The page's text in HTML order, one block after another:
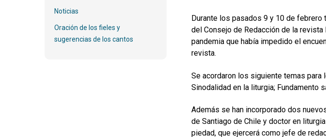
Durante los pasados 9 y 10 de febrero
del Consejo de Redacción de la
pandemia que había impedido el
revista.
Se acordaron los siguiente temas
Sinodalidad en la liturgia; Fundamento
Además se han incorporado dos
de Santiago de Chile y doctor en
piedad, que ejercerá como jefe de
Noticias
Oración de los fieles y
sugerencias de los cantos